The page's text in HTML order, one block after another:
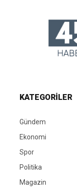
KATEGORİLER
Gündem
Ekonomi
Spor
Politika
Magazin